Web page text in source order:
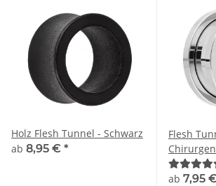
Holz Flesh Tunnel - Schwarz
ab 8,95 € *
Flesh
ab 7,95